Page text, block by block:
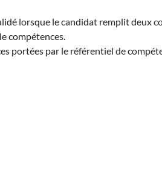
lorsque le candidat remplit deux
compétences.
portées par le référentiel de